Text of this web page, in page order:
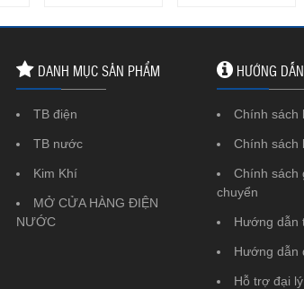
HƯỚNG
Chính sách
Chính sách
Chính sách
chuyển
Hướng dẫn
Hướng dẫn
Hỗ trợ đại
DANH MỤC SẢN PHẨM
TB điện
TB nước
Kim Khí
MỞ CỬA HÀNG ĐIỆN
NƯỚC